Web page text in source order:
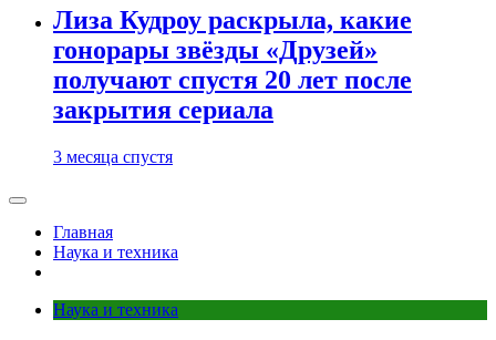
Лиза Кудроу раскрыла, какие
гонорары звёзды «Друзей»
получают спустя 20 лет после
закрытия сериала
3 месяца спустя
Главная
Наука и техника
Наука и техника